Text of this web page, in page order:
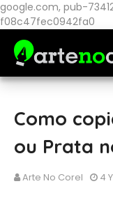
google.com, pub-
f08c47fec0942fa0
Como
ou Prata
Arte No Corel 4